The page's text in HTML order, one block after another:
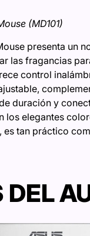
(MD101)
presenta un
las fragancias
control
duración y
los elegantes
es tan práctico
DEL